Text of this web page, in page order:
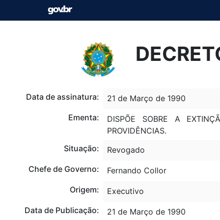
Data de assinatura:
21 de Março de 1990
Ementa:
DISPÕE SOBRE A
PROVIDÊNCIAS.
Situação:
Revogado
Chefe de Governo:
Fernando Collor
Origem:
Executivo
Data de Publicação:
21 de Março de 1990